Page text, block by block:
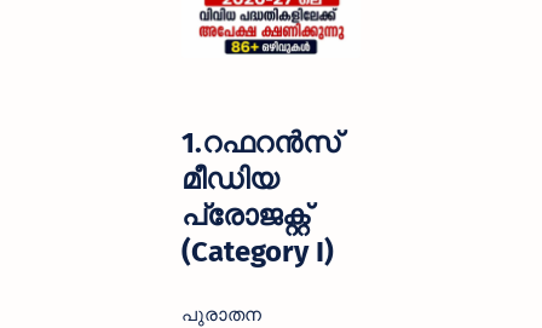
1.റഫറൻസ്
മീഡിയ
പ്രോജക്റ്റ്
(Category I)
പുരാതന